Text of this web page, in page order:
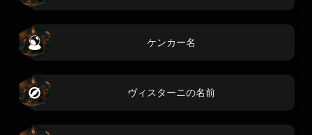
ケンカー名
ヴィスターニの名前